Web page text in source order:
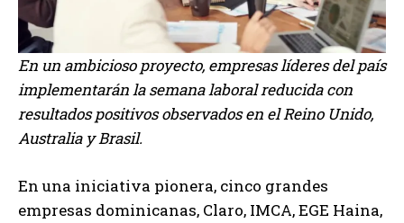
En un ambicioso proyecto, empresas líderes del país
implementarán la semana laboral reducida con
resultados positivos observados en el Reino Unido,
Australia y Brasil.
En una iniciativa pionera, cinco grandes
empresas dominicanas, Claro, IMCA, EGE Haina,